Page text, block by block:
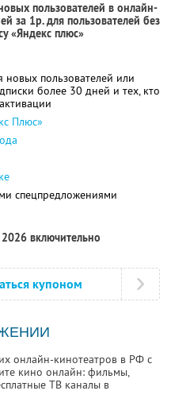
пользователей в онлайн-
за 1р. для пользователей без
«Яндекс плюс»
новых пользователей или
более 30 дней и тех, кто
Плюс»
спецпредложениями
включительно
купоном
онлайн-кинотеатров в РФ с
кино онлайн: фильмы,
ТВ каналы в